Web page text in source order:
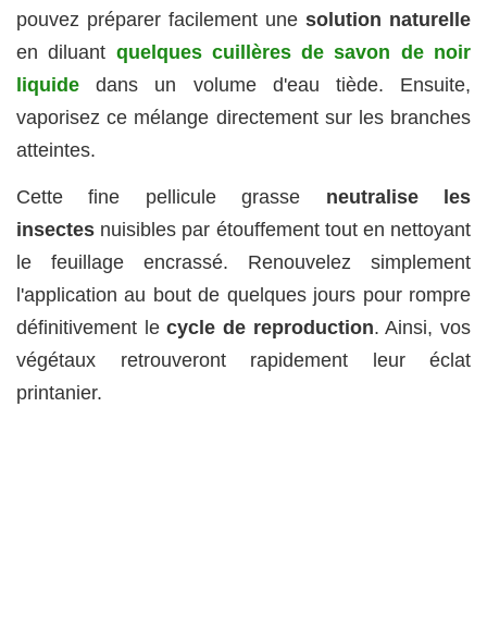
pouvez préparer facilement une solution naturelle
en diluant quelques cuillères de savon de noir
liquide dans un volume d'eau tiède. Ensuite,
vaporisez ce mélange directement sur les branches
atteintes.
Cette fine pellicule grasse neutralise les
insectes nuisibles par étouffement tout en nettoyant
le feuillage encrassé. Renouvelez simplement
l'application au bout de quelques jours pour rompre
définitivement lecycle de reproduction. Ainsi, vos
végétaux retrouveront rapidement leur éclat
printanier.